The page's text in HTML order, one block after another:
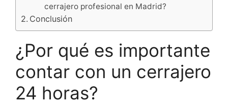
cerrajero profesional en Madrid?
Conclusión
¿Por qué es importante
contar con un cerrajero
24 horas?